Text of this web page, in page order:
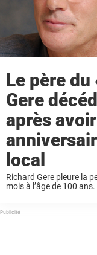
Le père du
Gere
après
local
Richard Gere pleure la
mois à l’âge de 100